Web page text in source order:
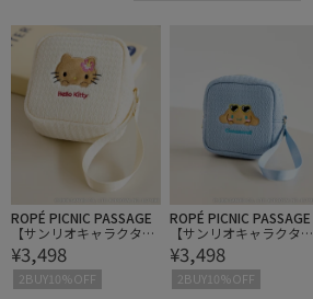
ROPÉ PICNIC PASSAGE
【サンリオキャラクター
ズ×ROPE' PICNIC】日焼
けデザイン ハンドストラ
ップスクエアポーチ
¥3,498
2BUY10%OFF
ROPÉ PICNIC PASSAGE
【サンリオキャラクター
ズ×ROPE' PICNIC】日焼
けデザイン ハンドストラ
ップスクエアポーチ
¥3,498
2BUY10%OFF